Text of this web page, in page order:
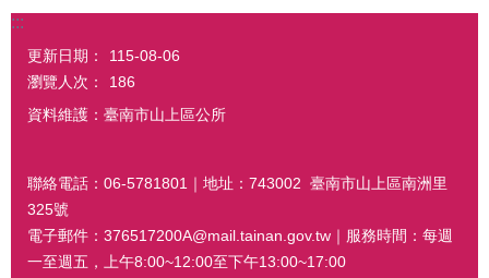
:::
更新日期：
115-08-06
瀏覽人次：
186
資料維護：臺南市山上區公所
聯絡電話：06-5781801｜地址：743002 臺南市山上區南洲里
325號
電子郵件：376517200A@mail.tainan.gov.tw｜服務時間：每週
一至週五，上午8:00~12:00至下午13:00~17:00